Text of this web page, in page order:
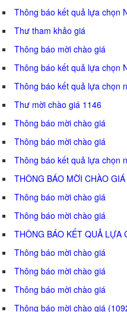
Thông báo kết quả lựa chọn
Thư tham khảo giá
Thông báo mời chào giá
Thông báo kết quả lựa chọn
Thông báo kết quả lựa chọn
Thư mời chào giá 1146
Thông báo mời chào giá
Thông báo mời chào giá
Thông báo kết quả lựa chọn
THÔNG BÁO MỜI CHÀO GIÁ
Thông báo mời chào giá
Thông báo mời chào giá
THÔNG BÁO KẾT QUẢ LỰA
Thông báo mời chào giá
Thông báo mời chào giá
Thông báo mời chào giá
Thông báo mời chào giá